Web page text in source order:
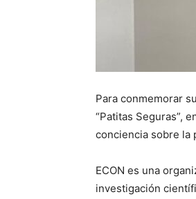
Para conmemorar
“Patitas Seguras”,
conciencia sobre la
ECON es una
investigación